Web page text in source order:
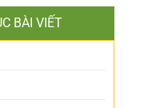
Hùng
Đầy
thế
Nữ
Phù
Ai?
Hé
BÀI VIẾT